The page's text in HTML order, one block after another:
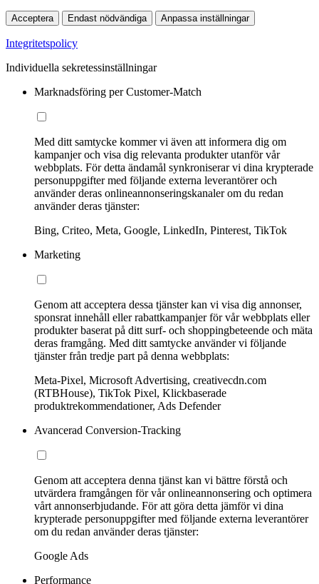
Acceptera Endast nödvändiga Anpassa inställningar
Integritetspolicy
Individuella sekretessinställningar
Marknadsföring per Customer-Match
Med ditt samtycke kommer vi även att informera dig om
kampanjer och visa dig relevanta produkter utanför vår
webbplats. För detta ändamål synkroniserar vi dina krypterade
personuppgifter med följande externa leverantörer och
använder deras onlineannonseringskanaler om du redan
använder deras tjänster:
Bing, Criteo, Meta, Google, LinkedIn, Pinterest, TikTok
Marketing
Genom att acceptera dessa tjänster kan vi visa dig annonser,
sponsrat innehåll eller rabattkampanjer för vår webbplats eller
produkter baserat på ditt surf- och shoppingbeteende och mäta
deras framgång. Med ditt samtycke använder vi följande
tjänster från tredje part på denna webbplats:
Meta-Pixel, Microsoft Advertising, creativecdn.com
(RTBHouse), TikTok Pixel, Klickbaserade
produktrekommendationer, Ads Defender
Avancerad Conversion-Tracking
Genom att acceptera denna tjänst kan vi bättre förstå och
utvärdera framgången för vår onlineannonsering och optimera
vårt annonserbjudande. För att göra detta jämför vi dina
krypterade personuppgifter med följande externa leverantörer
om du redan använder deras tjänster:
Google Ads
Performance